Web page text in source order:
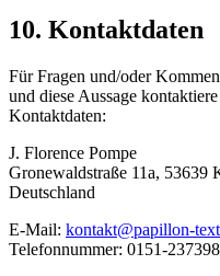
10. Kontaktdaten
Für Fragen und/oder
und diese Aussage
Kontaktdaten:
J. Florence Pompe
Gronewaldstraße 11a, 53639
Deutschland
E-Mail: kontakt@papillon-
Telefonnummer: 0151-